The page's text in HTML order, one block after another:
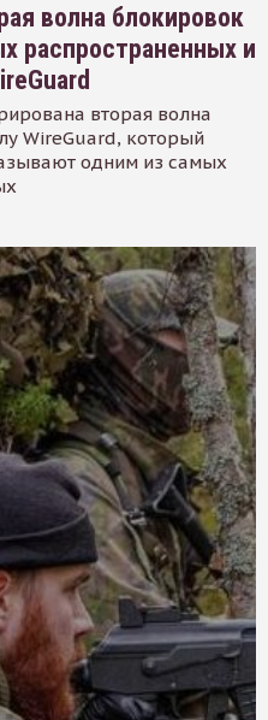
волна блокировок
распространенных и
вторая волна
WireGuard, который
одним из самых